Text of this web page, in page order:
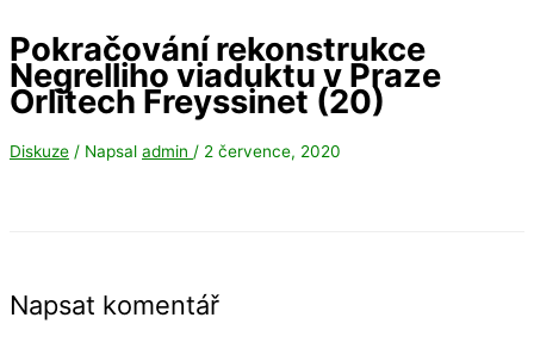
Pokračování rekonstrukce
Negrelliho viaduktu v Praze
Orlitech Freyssinet (20)
Diskuze / Napsal admin / 2 července, 2020
Napsat komentář